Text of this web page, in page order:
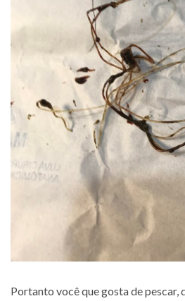
Portanto você que gosta de pescar,